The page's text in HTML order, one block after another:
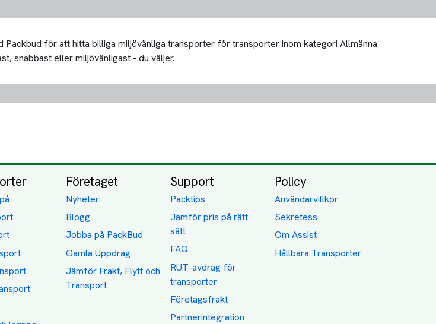
för att hitta billiga miljövänliga transporter för transporter inom kategori Allmänna
snabbast eller miljövänligast - du väljer.
Företaget
Nyheter
Blogg
Jobba på PackBud
Gamla Uppdrag
Jämför Frakt, Flytt och
Transport
Support
Packtips
Jämför pris på rätt
sätt
FAQ
RUT-avdrag för
transporter
Företagsfrakt
Partnerintegration
Policy
Användarvillkor
Sekretess
Om Assist
Hållbara Transporter